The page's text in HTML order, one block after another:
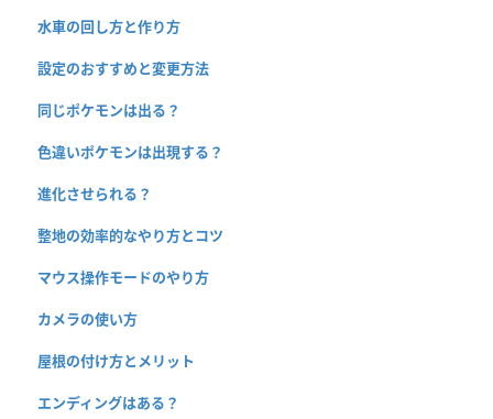
水車の回し方と作り方
設定のおすすめと変更方法
同じポケモンは出る？
色違いポケモンは出現する？
進化させられる？
整地の効率的なやり方とコツ
マウス操作モードのやり方
カメラの使い方
屋根の付け方とメリット
エンディングはある？